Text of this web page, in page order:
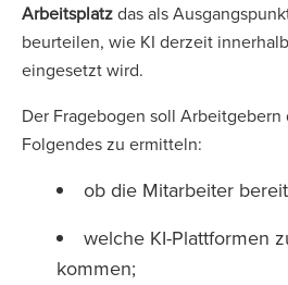
Arbeitsplatzdas als
beurteilen, wie KI derzeit
eingesetzt wird.
Der Fragebogen soll Arbeitgebern
Folgendes zu ermitteln:
ob die Mitarbeiter
welche KI-Plattformen
kommen;